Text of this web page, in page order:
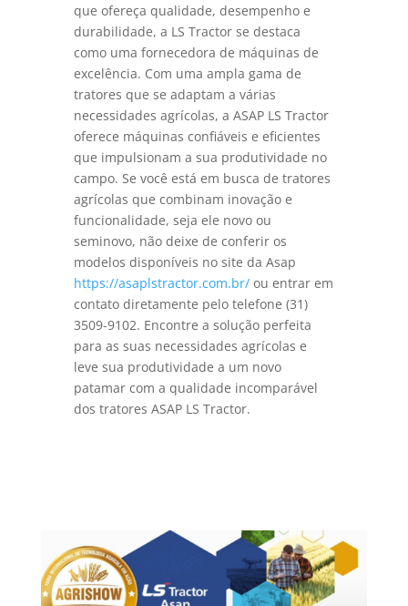
que ofereça qualidade, desempenho e
durabilidade, a LS Tractor se destaca
como uma fornecedora de máquinas de
excelência. Com uma ampla gama de
tratores que se adaptam a várias
necessidades agrícolas, a ASAP LS Tractor
oferece máquinas confiáveis e eficientes
que impulsionam a sua produtividade no
campo. Se você está em busca de tratores
agrícolas que combinam inovação e
funcionalidade, seja ele novo ou
seminovo, não deixe de conferir os
modelos disponíveis no site da Asap
https://asaplstractor.com.br/ou entrar em
contato diretamente pelo telefone (31)
3509-9102. Encontre a solução perfeita
para as suas necessidades agrícolas e
leve sua produtividade a um novo
patamar com a qualidade incomparável
dos tratores ASAP LS Tractor.